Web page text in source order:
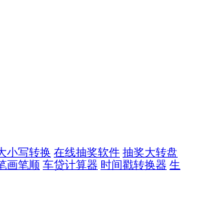
小写转换 在线抽奖软件 抽奖大转盘
画笔顺 车贷计算器 时间戳转换器 生